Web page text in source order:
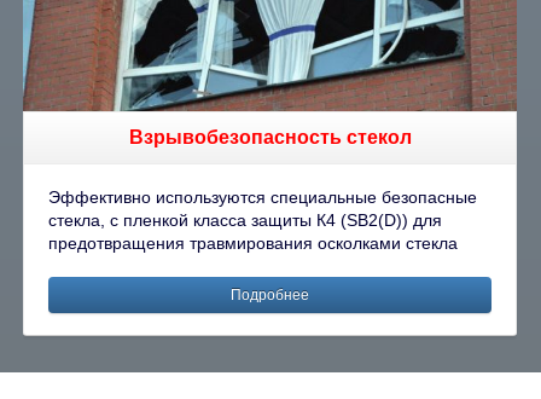
Взрывобезопасность стекол
Эффективно используются специальные безопасные
стекла, с пленкой класса защиты К4 (SB2(D)) для
предотвращения травмирования осколками стекла
Подробнее